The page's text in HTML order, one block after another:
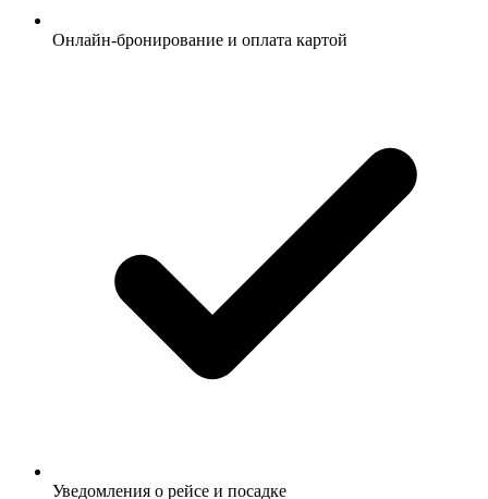
Онлайн-бронирование и оплата картой
Уведомления о рейсе и посадке